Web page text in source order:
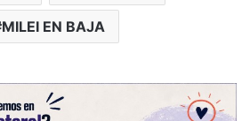
MILEI EN BAJA